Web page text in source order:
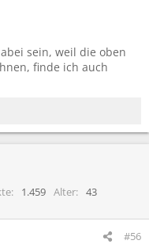
sein, weil die oben
finde ich auch
1.459 Alter
43
#56